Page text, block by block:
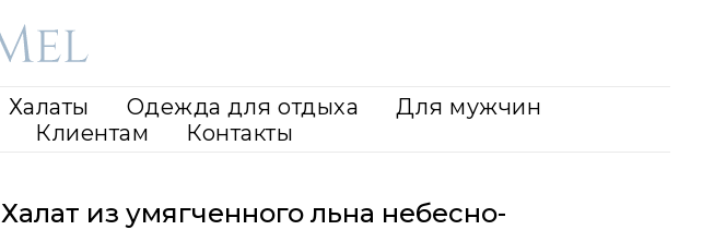
Халаты Одежда для отдыха
Для мужчин
Клиентам Контакты
Халат из умягченного льна небесно-